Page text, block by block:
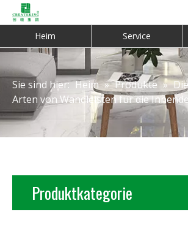
Heim Service
Sie sind hier: Heim » Produkte »
Arten von Wandleisten für die
Produktkategorie